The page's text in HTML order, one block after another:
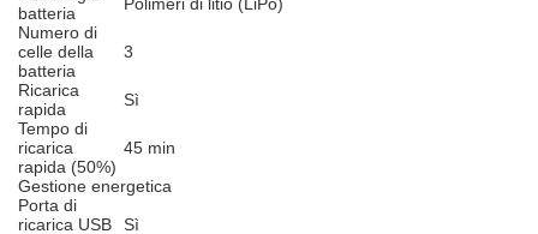
batteria
Numero di
celle della
batteria
3
Ricarica
rapida
Sì
Tempo di
ricarica
rapida (50%)
45 min
Gestione energetica
Porta di
ricarica USB
Sì